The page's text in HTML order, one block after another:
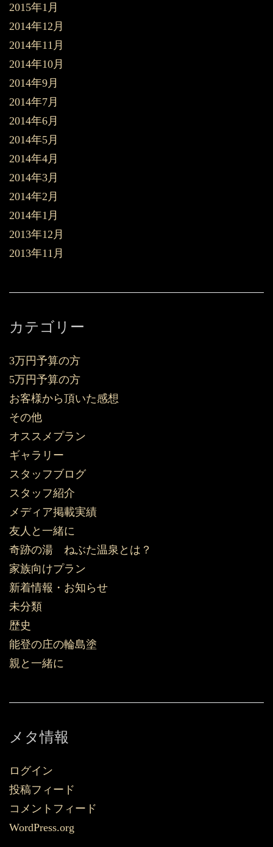
2015年1月
2014年12月
2014年11月
2014年10月
2014年9月
2014年7月
2014年6月
2014年5月
2014年4月
2014年3月
2014年2月
2014年1月
2013年12月
2013年11月
カテゴリー
3万円予算の方
5万円予算の方
お客様から頂いた感想
その他
オススメプラン
ギャラリー
スタッフブログ
スタッフ紹介
メディア掲載実績
友人と一緒に
奇跡の湯 ねぶた温泉とは？
家族向けプラン
新着情報・お知らせ
未分類
歴史
能登の庄の輪島塗
親と一緒に
メタ情報
ログイン
投稿フィード
コメントフィード
WordPress.org